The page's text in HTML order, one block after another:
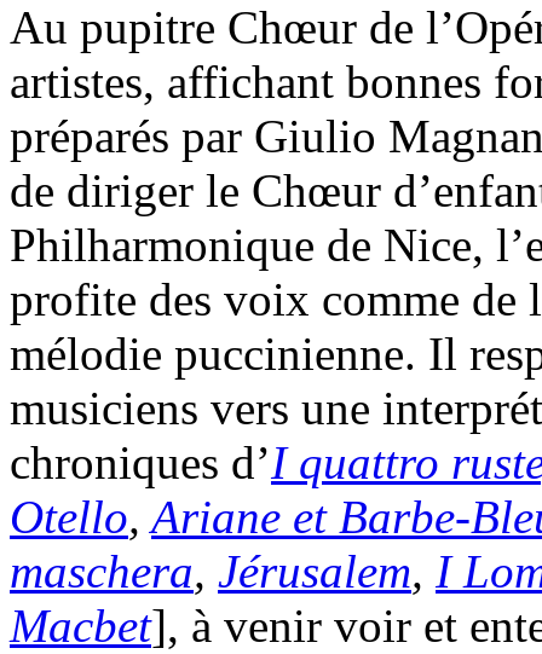
Au pupitre Chœur de
artistes, affichant bonnes
préparés par Giulio
de diriger le Chœur
Philharmonique de Nice,
profite des voix comme de
mélodie puccinienne. Il
musiciens vers une
chroniques d’I quattro
Otello,Ariane et Barbe-
maschera, Jérusalem, I
Macbet], à venir voir et